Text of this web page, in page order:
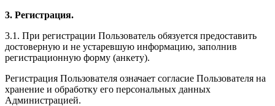
3. Регистрация.
3.1. При регистрации Пользователь обязуется предоставить
достоверную и не устаревшую информацию, заполнив
регистрационную форму (анкету).
Регистрация Пользователя означает согласие Пользователя на
хранение и обработку его персональных данных
Администрацией.